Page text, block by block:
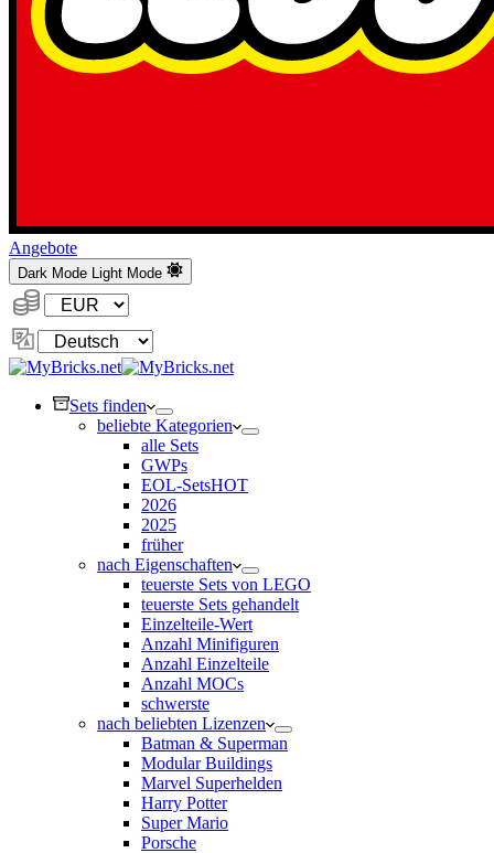
Angebote
Dark Mode Light Mode
Währung:
Sprache
ändern
Sets finden
beliebte Kategorien
alle Sets
GWPs
EOL-SetsHOT
2026
2025
früher
nach Eigenschaften
teuerste Sets von LEGO
teuerste Sets gehandelt
Einzelteile-Wert
Anzahl Minifiguren
Anzahl Einzelteile
Anzahl MOCs
schwerste
nach beliebten Lizenzen
Batman & Superman
Modular Buildings
Marvel Superhelden
Harry Potter
Super Mario
Porsche